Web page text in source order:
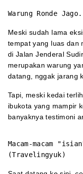
Warung Ronde
Meski sudah lama
tempat yang luas dan
di Jalan Jenderal
merupakan warung
datang, nggak jarang
Tapi, meski kedai
ibukota yang mampir
banyaknya testimoni
Macam-macam
(Travelingyuk)